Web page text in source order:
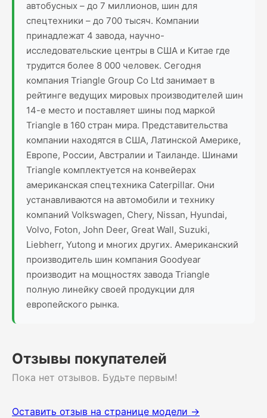
автобусных – до 7 миллионов, шин для
спецтехники – до 700 тысяч. Компании
принадлежат 4 завода, научно-
исследовательские центры в США и Китае где
трудится более 8 000 человек. Сегодня
компания Triangle Group Co Ltd занимает в
рейтинге ведущих мировых производителей шин
14-е место и поставляет шины под маркой
Triangle в 160 стран мира. Представительства
компании находятся в США, Латинской Америке,
Европе, России, Австралии и Таиланде. Шинами
Triangle комплектуется на конвейерах
американская спецтехника Caterpillar. Они
устанавливаются на автомобили и технику
компаний Volkswagen, Chery, Nissan, Hyundai,
Volvo, Foton, John Deer, Great Wall, Suzuki,
Liebherr, Yutong и многих других. Американский
производитель шин компания Goodyear
производит на мощностях завода Triangle
полную линейку своей продукции для
европейского рынка.
Отзывы покупателей
Пока нет отзывов. Будьте первым!
Оставить отзыв на странице модели →